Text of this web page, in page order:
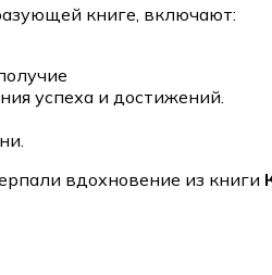
книге, включают:
успеха и достижений.
вдохновение из книги